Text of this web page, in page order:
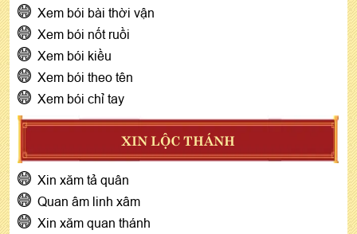
Xem bói bài thời vận
Xem bói nốt ruồi
Xem bói kiều
Xem bói theo tên
Xem bói chỉ tay
XIN LỘC THÁNH
Xin xăm tả quân
Quan âm linh xâm
Xin xăm quan thánh